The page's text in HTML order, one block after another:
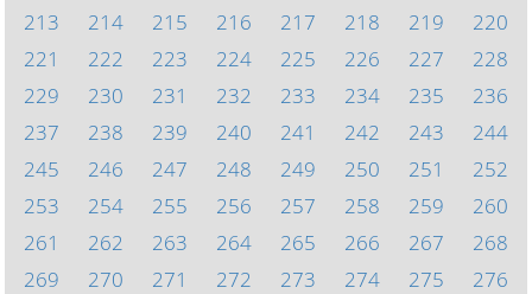
213
214 215 216 217 218 219
220
221
222 223 224 225 226 227
228
229
230 231 232 233 234 235
236
237
238 239 240 241 242 243
244
245
246 247 248 249 250 251
252
253
254 255 256 257 258 259
260
261
262 263 264 265 266 267
268
269
270 271 272 273 274 275
276